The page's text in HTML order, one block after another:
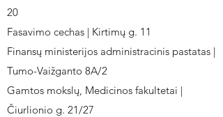
20
Fasavimo cechas | Kirtimų g. 11
Finansų ministerijos administracinis pastatas |
Tumo-Vaižganto 8A/2
Gamtos mokslų, Medicinos fakultetai |
Čiurlionio g. 21/27